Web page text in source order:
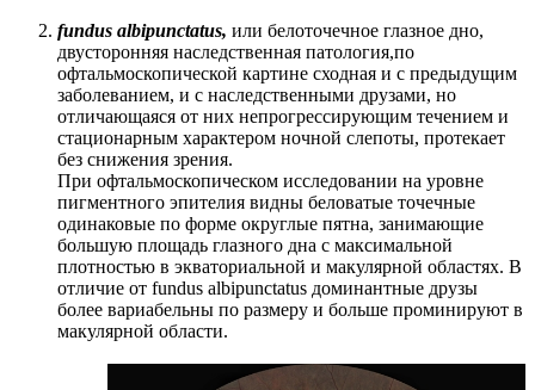
fundus albipunctatus, или белоточечное глазное дно,
двусторонняя наследственная патология,по
офтальмоскопической картине сходная и с предыдущим
заболеванием, и с наследственными друзами, но
отличающаяся от них непрогрессирующим течением и
стационарным характером ночной слепоты, протекает
без снижения зрения.
При офтальмоскопическом исследовании на уровне
пигментного эпителия видны беловатые точечные
одинаковые по форме округлые пятна, занимающие
большую площадь глазного дна с максимальной
плотностью в экваториальной и макулярной областях. В
отличие от fundus albipunctatus доминантные друзы
более вариабельны по размеру и больше проминируют в
макулярной области.